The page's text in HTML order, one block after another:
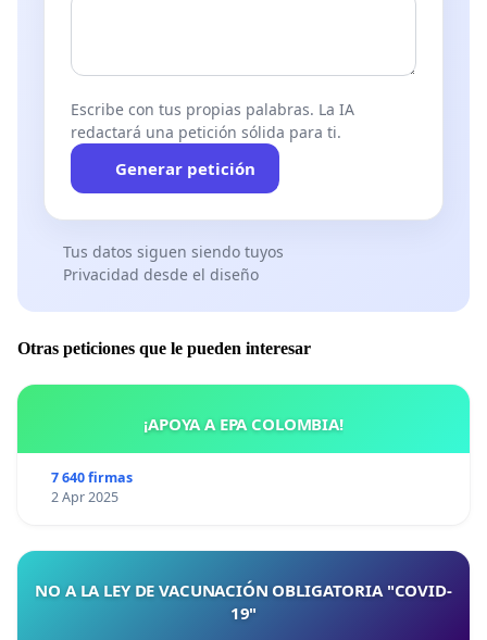
En definitiva, lo que solicitamos las asociaciones del
barrio y los clubes de fútbol es que se rectifique,
que deje sin efecto la convocatoria y que el concejal
actualmente utilizan las instalaciones para buscar
Escribe con tus propias palabras. La IA
redactará una petición sólida para ti.
Generar petición
Tus datos siguen siendo tuyos
Privacidad desde el diseño
Otras peticiones que le pueden interesar
¡APOYA A EPA COLOMBIA!
7 640 firmas
2 Apr 2025
NO A LA LEY DE VACUNACIÓN OBLIGATORIA "COVID-
19"